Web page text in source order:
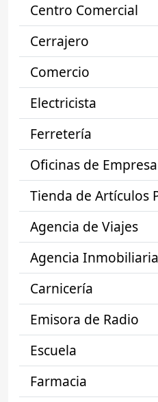
Centro Comercial
Cerrajero
Comercio
Electricista
Ferretería
Oficinas de Empresa
Tienda de Artículos
Agencia de Viajes
Agencia Inmobiliaria
Carnicería
Emisora de Radio
Escuela
Farmacia